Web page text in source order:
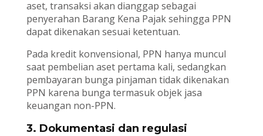
aset, transaksi akan dianggap sebagai
penyerahan Barang Kena Pajak sehingga PPN
dapat dikenakan sesuai ketentuan.
Pada kredit konvensional, PPN hanya muncul
saat pembelian aset pertama kali, sedangkan
pembayaran bunga pinjaman tidak dikenakan
PPN karena bunga termasuk objek jasa
keuangan non-PPN.
3. Dokumentasi dan regulasi